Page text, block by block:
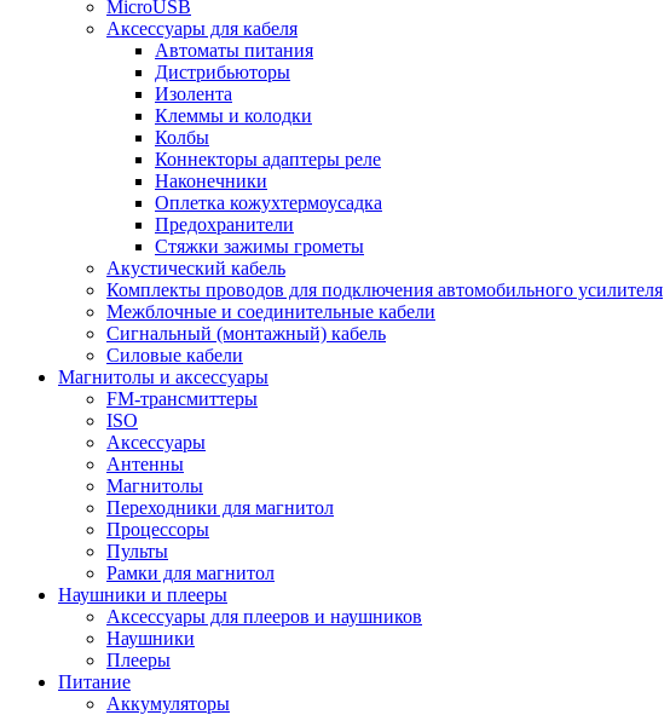
MicroUSB
Аксессуары для кабеля
Автоматы питания
Дистрибьюторы
Изолента
Клеммы и колодки
Колбы
Коннекторы адаптеры реле
Наконечники
Оплетка кожухтермоусадка
Предохранители
Стяжки зажимы грометы
Акустический кабель
Комплекты проводов для подключения автомобильного усилителя
Межблочные и соединительные кабели
Сигнальный (монтажный) кабель
Силовые кабели
Магнитолы и аксессуары
FM-трансмиттеры
ISO
Аксессуары
Антенны
Магнитолы
Переходники для магнитол
Процессоры
Пульты
Рамки для магнитол
Наушники и плееры
Аксессуары для плееров и наушников
Наушники
Плееры
Питание
Аккумуляторы